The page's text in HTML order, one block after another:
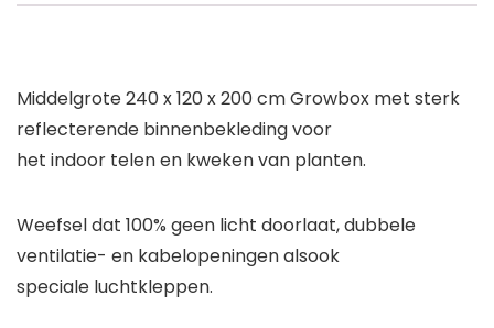
Middelgrote 240 x 120 x 200 cm Growbox met sterk
reflecterende binnenbekleding voor
het indoor telen en kweken van planten.
Weefsel dat 100% geen licht doorlaat, dubbele
ventilatie- en kabelopeningen alsook
speciale luchtkleppen.